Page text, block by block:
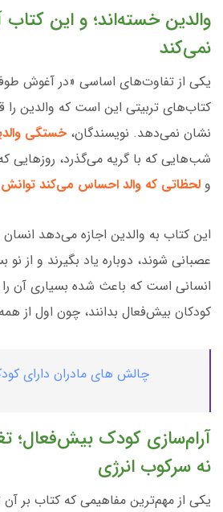
والدین خسته‌اند؛ و این
نمی‌کند
یکی از تفاوت‌های اساسی «در آغوش
کتاب‌های تربیتی این است که والدین را
نشان نمی‌دهد. نویسندگان، خستگی
شب‌هایی که با گریه می‌گذرد، روزهایی
و لحظاتی که والد احساس می‌کند
این کتاب به والدین اجازه می‌دهد انسان
عصبانی شوند، دوباره یاد بگیرند و از نو
انسانی است که باعث شده بسیاری آن
کودکان بیش‌فعال بدانند، چون اول از
چالش های مادران دارای
آرام‌سازی کودک بیش‌فعال؛
نه سرکوب انرژی
یکی از مهم‌ترین مفاهیمی که کتاب بر آن